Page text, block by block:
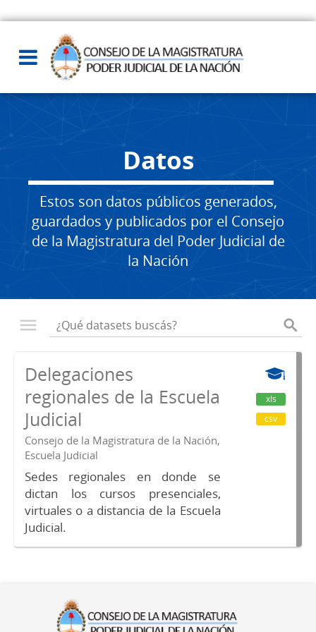
Datos
Estos son datos públicos generados,
guardados y publicados por el Consejo
de la Magistratura del Poder Judicial de
la Nación
Delegaciones
regionales de la Escuela
Judicial
Consejo de la Magistratura de la Nación,
Escuela Judicial
Sedes regionales en donde se
dictan los cursos presenciales,
virtuales o a distancia de la Escuela
Judicial.
xls
csv